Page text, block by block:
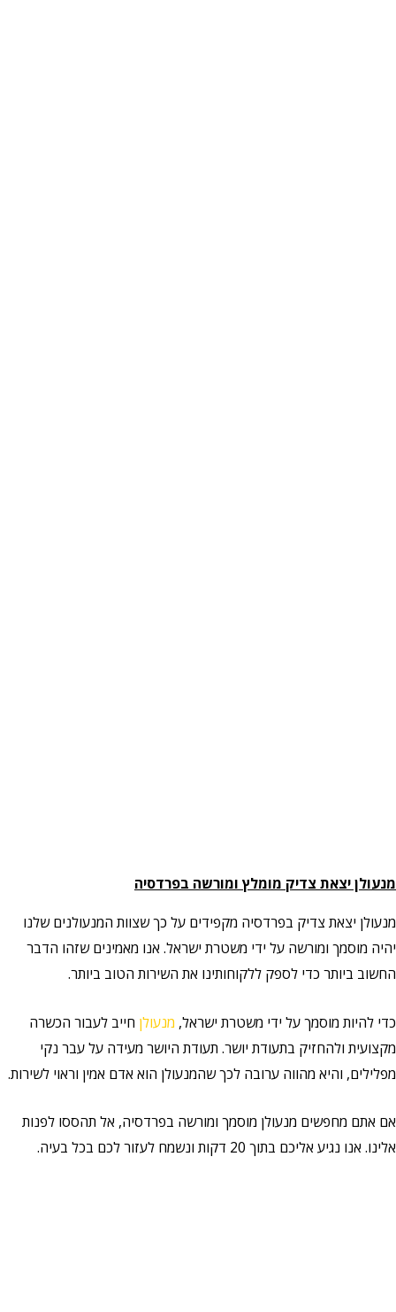
מנעולן יצאת צדיק מומלץ ומורשה בפרדסיה
מנעולן יצאת צדיק בפרדסיה מקפידים על כך שצוות המנעולנים שלנו
יהיה מוסמך ומורשה על ידי משטרת ישראל. אנו מאמינים שזהו הדבר
החשוב ביותר כדי לספק ללקוחותינו את השירות הטוב ביותר.
כדי להיות מוסמך על ידי משטרת ישראל, מנעולן חייב לעבור הכשרה
מקצועית ולהחזיק בתעודת יושר. תעודת היושר מעידה על עבר נקי
מפלילים, והיא מהווה ערובה לכך שהמנעולן הוא אדם אמין וראוי לשירות.
אם אתם מחפשים מנעולן מוסמך ומורשה בפרדסיה, אל תהססו לפנות
אלינו. אנו נגיע אליכם בתוך 20 דקות ונשמח לעזור לכם בכל בעיה.